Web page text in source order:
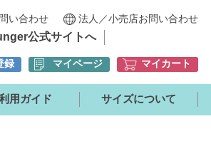
い合わせ 法人／小売店お問い合わせ
公式サイトへ
録 マイページ マイカート
用ガイド サイズについて